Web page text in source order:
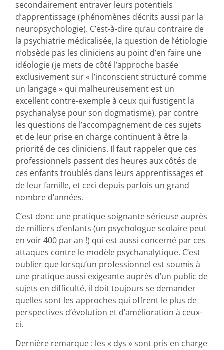
secondairement entraver leurs potentiels
d’apprentissage (phénomènes décrits aussi par la
neuropsychologie). C’est-à-dire qu’au contraire de
la psychiatrie médicalisée, la question de l’étiologie
n’obsède pas les cliniciens au point d’en faire une
idéologie (je mets de côté l’approche basée
exclusivement sur « l’inconscient structuré comme
un langage » qui malheureusement est un
excellent contre-exemple à ceux qui fustigent la
psychanalyse pour son dogmatisme), par contre
les questions de l’accompagnement de ces sujets
et de leur prise en charge continuent à être la
priorité de ces cliniciens. Il faut rappeler que ces
professionnels passent des heures aux côtés de
ces enfants troublés dans leurs apprentissages et
de leur famille, et ceci depuis parfois un grand
nombre d’années.
C’est donc une pratique soignante sérieuse auprès
de milliers d’enfants (un psychologue scolaire peut
en voir 400 par an !) qui est aussi concerné par ces
attaques contre le modèle psychanalytique. C’est
oublier que lorsqu’un professionnel est soumis à
une pratique aussi exigeante auprès d’un public de
sujets en difficulté, il doit toujours se demander
quelles sont les approches qui offrent le plus de
perspectives d’évolution et d’amélioration à ceux-
ci.
Dernière remarque : les « dys » sont pris en charge